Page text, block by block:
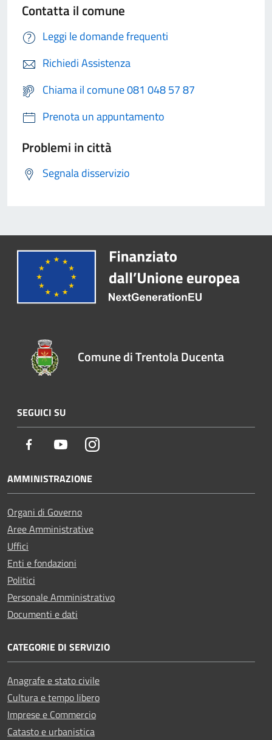
Contatta il comune
Leggi le domande frequenti
Richiedi Assistenza
Chiama il comune 081 048 57 87
Prenota un appuntamento
Problemi in città
Segnala disservizio
Comune di Trentola Ducenta
SEGUICI SU
Facebook YoutubeInstagram
AMMINISTRAZIONE
Organi di Governo
Aree Amministrative
Uffici
Enti e fondazioni
Politici
Personale Amministrativo
Documenti e dati
CATEGORIE DI SERVIZIO
Anagrafe e stato civile
Cultura e tempo libero
Imprese e Commercio
Catasto e urbanistica